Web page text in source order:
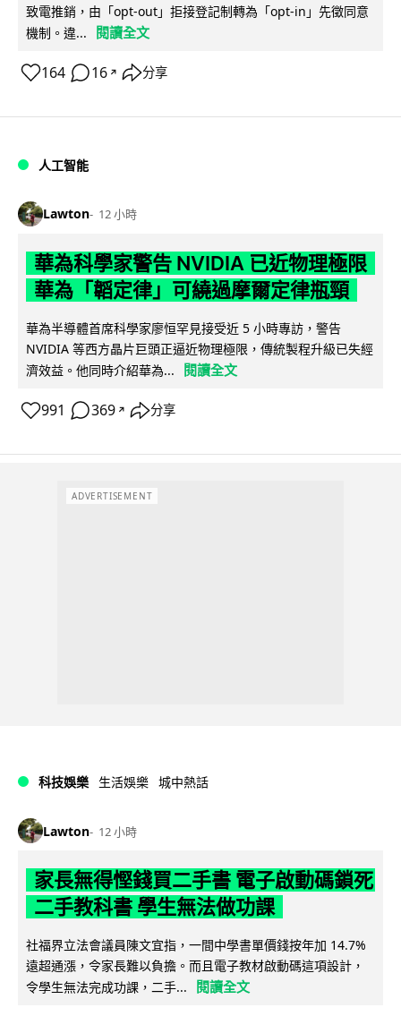
致電推銷，由「opt-out」拒接登記制轉為「opt-in」先徵同意
機制。違...
閱讀全文
164 16 ↗ 分享
人工智能
Lawton 12 小時
華為科學家警告 NVIDIA 已近物理極限
華為「韜定律」可繞過摩爾定律瓶頸
華為半導體首席科學家廖恒罕見接受近 5 小時專訪，警告
NVIDIA 等西方晶片巨頭正逼近物理極限，傳統製程升級已失經
濟效益。他同時介紹華為...
閱讀全文
991 369 ↗ 分享
ADVERTISEMENT
科技娛樂 生活娛樂 城中熱話
Lawton 12 小時
家長無得慳錢買二手書 電子啟動碼鎖死
二手教科書 學生無法做功課
社福界立法會議員陳文宜指，一間中學書單價錢按年加 14.7%
遠超通漲，令家長難以負擔。而且電子教材啟動碼這項設計，
令學生無法完成功課，二手...
閱讀全文